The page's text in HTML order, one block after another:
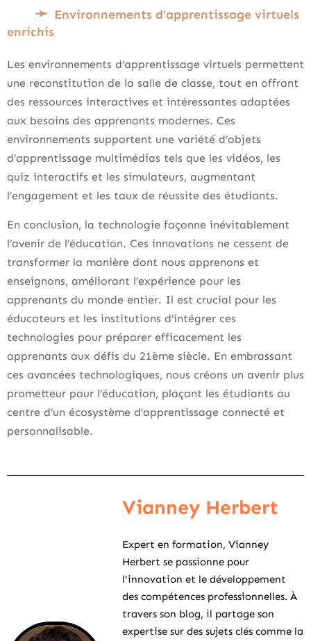
Environnements d’apprentissage virtuels
enrichis
Les environnements d’apprentissage virtuels permettent
une reconstitution de la salle de classe, tout en offrant
des ressources interactives et intéressantes adaptées
aux besoins des apprenants modernes. Ces
environnements supportent une variété d’objets
d’apprentissage multimédias tels que les vidéos, les
quiz interactifs et les simulateurs, augmentant
l’engagement et les taux de réussite des étudiants.
En conclusion, la technologie façonne inévitablement
l’avenir de l’éducation. Ces innovations ne cessent de
transformer la manière dont nous apprenons et
enseignons, améliorant l’expérience pour les
apprenants du monde entier. Il est crucial pour les
éducateurs et les institutions d’intégrer ces
technologies pour préparer efficacement les
apprenants aux défis du 21ème siècle. En embrassant
ces avancées technologiques, nous créons un avenir plus
prometteur pour l’éducation, plaçant les étudiants au
centre d’un écosystème d’apprentissage connecté et
personnalisable.
Vianney Herbert
Expert en formation, Vianney
Herbert se passionne pour
l'innovation et le développement
des compétences professionnelles. À
travers son blog, il partage son
expertise sur des sujets clés comme la